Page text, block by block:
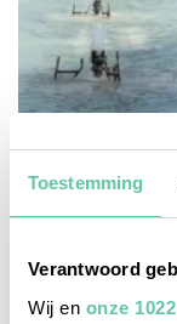
Toestemming
Verantwoord
Wij en onze
15x doen in
1 AUGUSTUS 2026